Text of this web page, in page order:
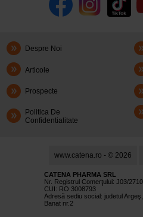
Despre Noi
Articole
Prospecte
Politica De
Confidentialitate
www.catena.ro - © 2026
CATENA PHARMA SRL
Nr. Registrul Comerţului: J03/
CUI: RO 3008793
Adresă sediu social: judetul
Banat nr.2